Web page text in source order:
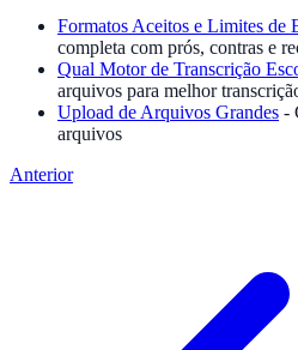
Formatos Aceitos e Limites de
completa com prós, contras e
Qual Motor de Transcrição
arquivos para melhor
Upload de Arquivos Grandes -
arquivos
Anterior